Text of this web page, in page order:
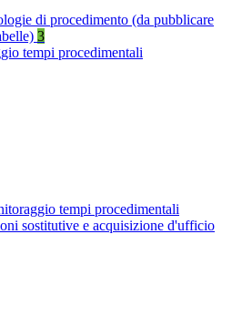
di procedimento (da pubblicare
3
tempi procedimentali
tempi procedimentali
sostitutive e acquisizione d'ufficio